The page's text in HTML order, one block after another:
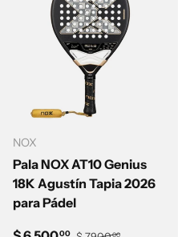
NOX
Pala NOX AT10 Genius
18K Agustín Tapia 2026
para Pádel
00 Precio normal
00